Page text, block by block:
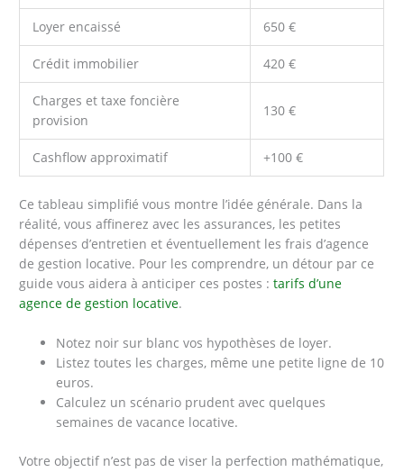
Loyer encaissé 650 €
Crédit immobilier 420 €
Charges et taxe foncière
provision
130 €
Cashflow approximatif +100 €
Ce tableau simplifié vous montre l’idée générale. Dans la
réalité, vous affinerez avec les assurances, les petites
dépenses d’entretien et éventuellement les frais d’agence
de gestion locative. Pour les comprendre, un détour par ce
guide vous aidera à anticiper ces postes :tarifs d’une
agence de gestion locative.
Notez noir sur blanc vos hypothèses de loyer.
Listez toutes les charges, même une petite ligne de 10
euros.
Calculez un scénario prudent avec quelques
semaines de vacance locative.
Votre objectif n’est pas de viser la perfection mathématique,